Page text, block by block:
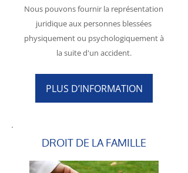
Nous pouvons fournir la représentation
juridique aux personnes blessées
physiquement ou psychologiquement à
la suite d'un accident.
PLUS D’INFORMATION
DROIT DE LA FAMILLE